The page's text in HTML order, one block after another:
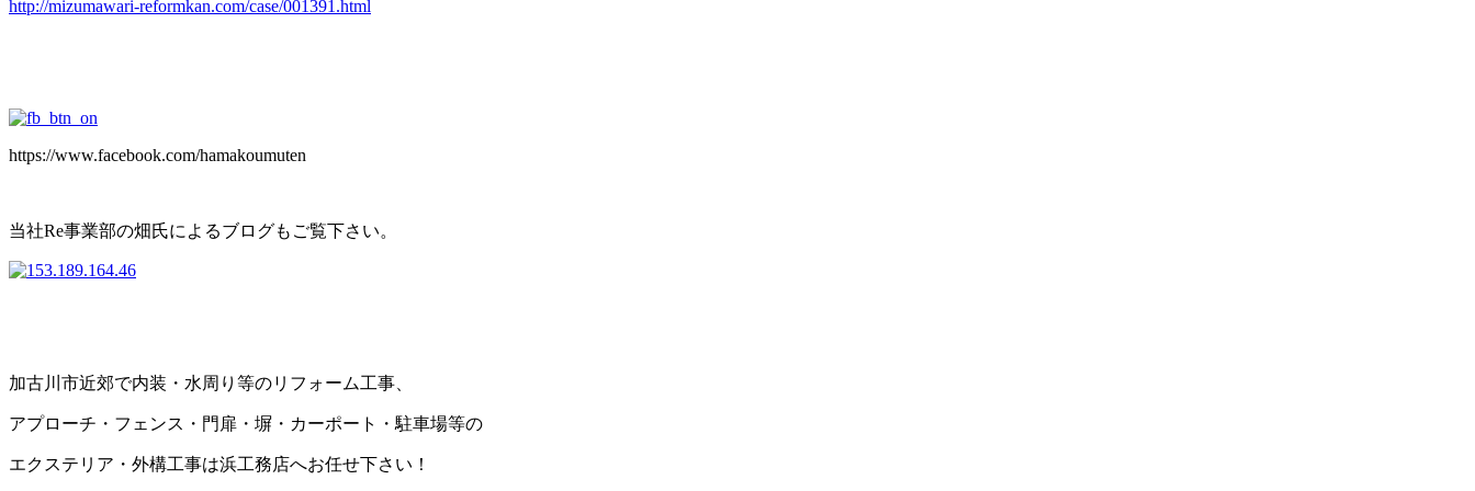
http://mizumawari-reformkan.com/case/001391.html
https://www.facebook.com/hamakoumuten
当社Re事業部の畑氏によるブログもご覧下さい。
加古川市近郊で内装・水周り等のリフォーム工事、
アプローチ・フェンス・門扉・塀・カーポート・駐車場等の
エクステリア・外構工事は浜工務店へお任せ下さい！